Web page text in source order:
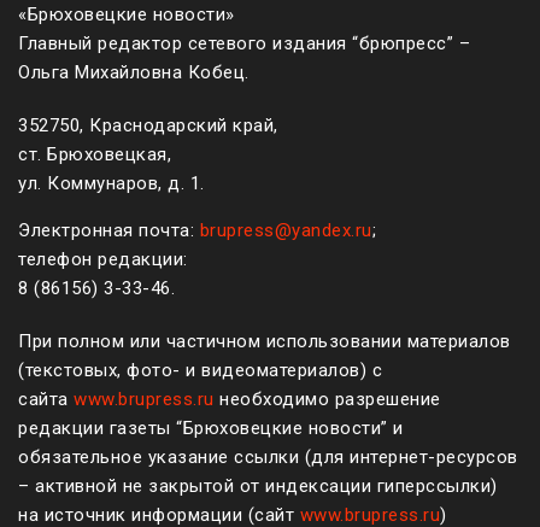
«Брюховецкие новости»
Главный редактор сетевого издания “брюпресс” –
Ольга Михайловна Кобец.
352750, Краснодарский край,
ст. Брюховецкая,
ул. Коммунаров, д. 1.
Электронная почта: brupress@yandex.ru;
телефон редакции:
8 (861 56) 3-33-46.
При полном или частичном использовании материалов
(текстовых, фото- и видеоматериалов) с
сайта www.brupress.ru необходимо разрешение
редакции газеты “Брюховецкие новости” и
обязательное указание ссылки (для интернет-ресурсов
– активной не закрытой от индексации гиперссылки)
на источник информации (сайт www.brupress.ru)